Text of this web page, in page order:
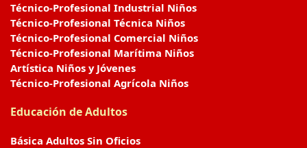
Técnico-Profesional Industrial Niños
Técnico-Profesional Técnica Niños
Técnico-Profesional Comercial Niños
Técnico-Profesional Marítima Niños
Artística Niños y Jóvenes
Técnico-Profesional Agrícola Niños
Educación de Adultos
Básica Adultos Sin Oficios